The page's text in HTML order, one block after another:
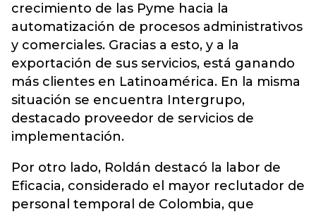
crecimiento de las Pyme hacia la
automatización de procesos administrativos
y comerciales. Gracias a esto, y a la
exportación de sus servicios, está ganando
más clientes en Latinoamérica. En la misma
situación se encuentra Intergrupo,
destacado proveedor de servicios de
implementación.
Por otro lado, Roldán destacó la labor de
Eficacia, considerado el mayor reclutador de
personal temporal de Colombia, que